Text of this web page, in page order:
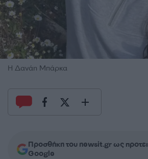
Η Δανάη Μπάρκα
Προσθήκη του newsit.gr ως
Google